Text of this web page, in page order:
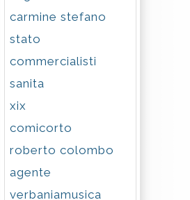
carmine stefano
stato
commercialisti
sanita
xix
comicorto
roberto colombo
agente
verbaniamusica